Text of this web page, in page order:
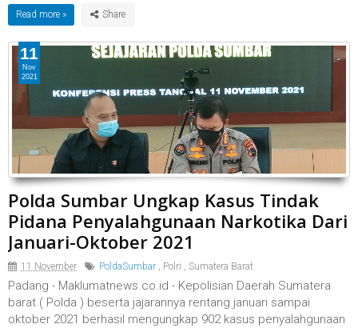
Read more »
Polda Sumbar Ungkap Kasus Tindak
Pidana Penyalahgunaan Narkotika Dari
Januari-Oktober 2021
11 November PoldaSumbar , Polri , Sumatera Barat.
Padang - Maklumatnews.co.id - Kepolisian Daerah Sumatera
barat ( Polda ) beserta jajarannya rentang januari sampai
oktober 2021 berhasil mengungkap 902 kasus penyalahgunaan
11
Nov
2021